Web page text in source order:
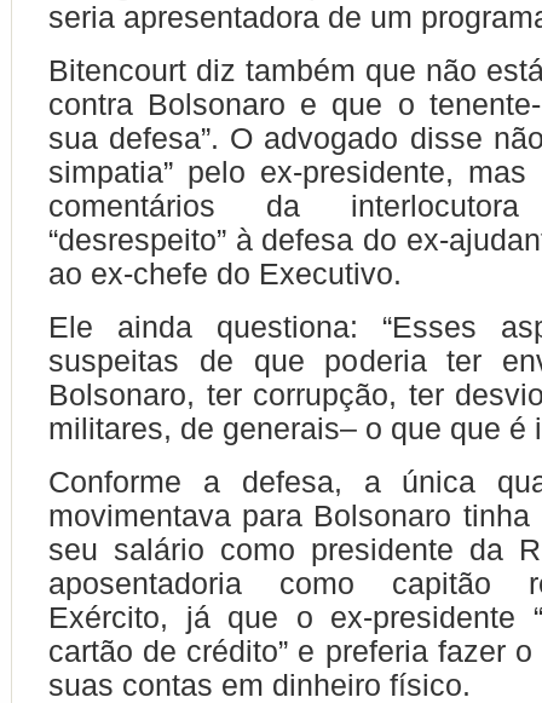
seria apresentadora de um
Bitencourt diz também que não
contra Bolsonaro e que o
sua defesa”. O advogado disse
simpatia” pelo ex-presidente,
comentários da
“desrespeito” à defesa do ex-
ao ex-chefe do Executivo.
Ele ainda questiona: “Esses
suspeitas de que poderia ter
Bolsonaro, ter corrupção, ter
militares, de generais– o que que é
Conforme a defesa, a única
movimentava para Bolsonaro
seu salário como presidente da
aposentadoria como capitão
Exército, já que o ex-presidente
cartão de crédito” e preferia fazer
suas contas em dinheiro físico.